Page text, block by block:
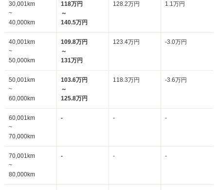
30,001km
~
40,000km
118万円
～
140.5万円
128.2万円 1.1万円
40,001km
~
50,000km
109.8万円
～
131万円
123.4万円 -3.0万円
50,001km
~
60,000km
103.6万円
～
125.8万円
118.3万円 -3.6万円
60,001km
~
70,000km
- - -
70,001km
~
80,000km
- - -